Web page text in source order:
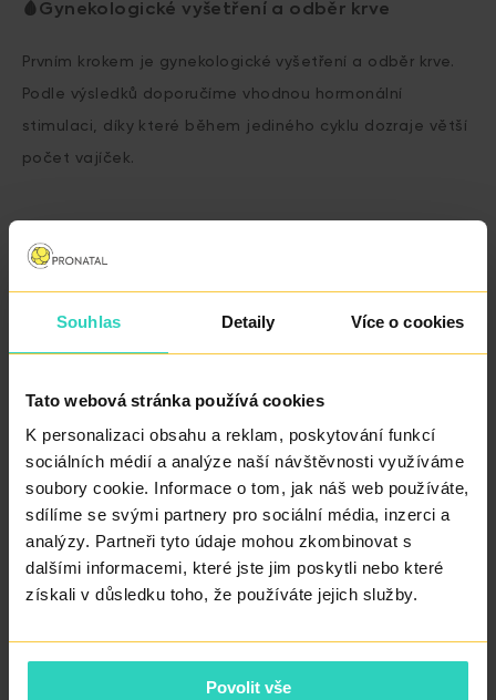
Souhlas Detaily Více o cookies
Tato webová stránka používá cookies
K personalizaci obsahu a reklam, poskytování funkcí
sociálních médií a analýze naší návštěvnosti využíváme
soubory cookie. Informace o tom, jak náš web používáte,
sdílíme se svými partnery pro sociální média, inzerci a
analýzy. Partneři tyto údaje mohou zkombinovat s
dalšími informacemi, které jste jim poskytli nebo které
získali v důsledku toho, že používáte jejich služby.
Povolit vše
🩸Gynekologické vyšetření a odběr krve
Prvním krokem je gynekologické vyšetření a odběr krve.
Podle výsledků doporučíme vhodnou hormonální
stimulaci, díky které během jediného cyklu dozraje větší
počet vajíček.
jehličkou zpravidla po dobu jednoho týdne.
🩺Kontrola ultrazvukem
Po 10 až 14 dnech stimulace přijdete na kliniku, abychom
ultrazvukem zkontrolovali výšku děložní sliznice a určili
termín odběru vajíček.
pochvu v kratičké celkové anestezii, stačí 10 minut.